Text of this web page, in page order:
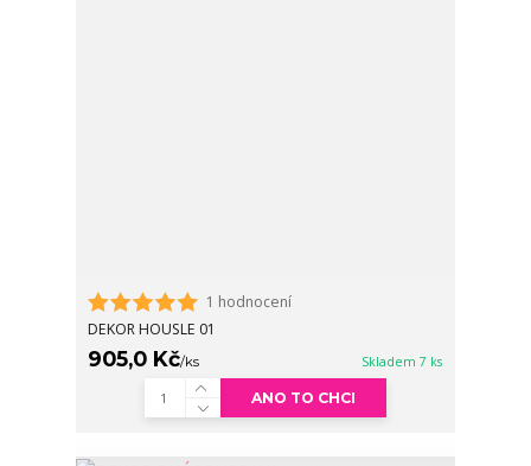
1 hodnocení
DEKOR HOUSLE 01
905,0 Kč/ks Skladem 7 ks
ANO TO CHCI